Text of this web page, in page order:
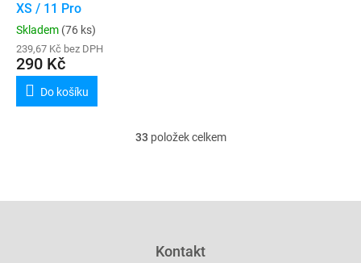
XS / 11 Pro
Skladem (76 ks)
239,67 Kč bez DPH
290 Kč
Do košíku
O
d
í
33 položek celkem
Kontakt